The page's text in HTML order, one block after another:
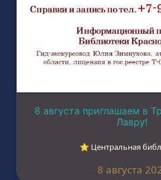
8 августа приглашаем в
Лавру!
⭐︎ Центральная
8 августа